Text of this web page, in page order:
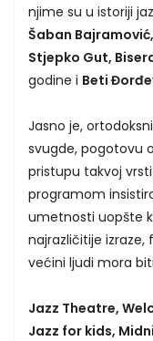
njime su u istoriji
Šaban
Stjepko Gut,
godine i Beti
Jasno je,
svugde, pogotovu
pristupu takvoj
programom
umetnosti uopšte
najrazličitije
većini ljudi mora
Jazz Theatre,
Jazz for kids,